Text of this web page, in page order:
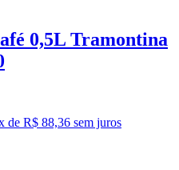
0,5L Tramontina
de R$ 88,36 sem juros